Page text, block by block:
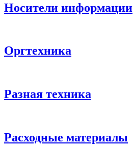
Носители информации
Оргтехника
Разная техника
Расходные материалы